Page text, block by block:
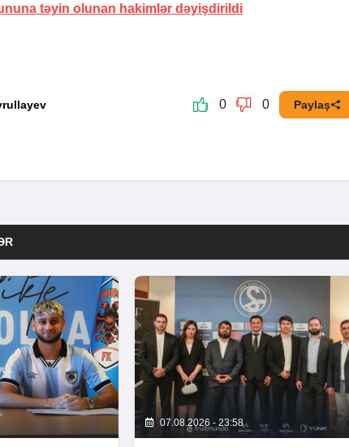
təyin olunan hakimlər dəyişdirildi
0 0 Paylaş
07.08.2026 - 23:58